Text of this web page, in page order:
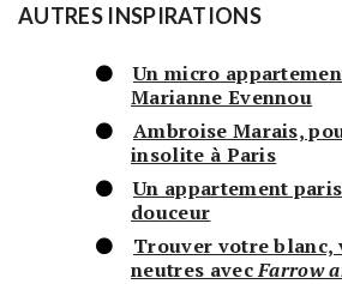
AUTRES INSPIRATIONS
Un micro
Marianne Evennou
Ambroise Marais,
insolite à Paris
Un appartement
douceur
Trouver votre blanc,
neutres avecFarrow